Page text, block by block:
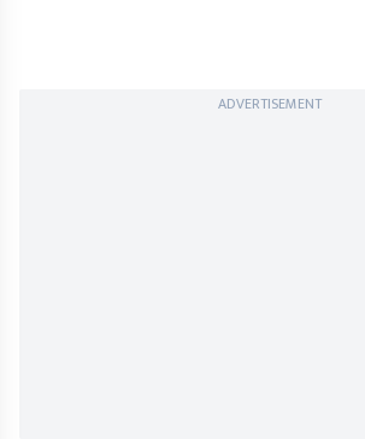
ADVERTISEMENT